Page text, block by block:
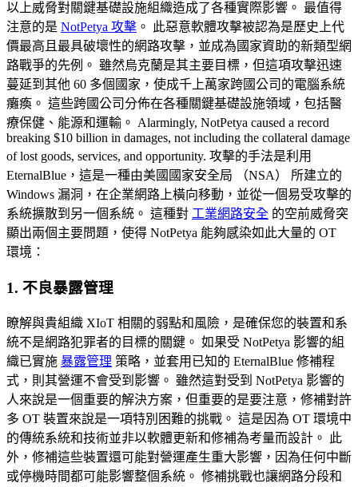
以上威脅對關鍵基礎設施組織造成了各種實際影響。 最值得
注意的是 NotPetya 攻擊 。 此惡意軟體攻擊被認為是歷史上代
價最高且最具破壞性的網路攻擊，並成為國家資助的新類型網
路戰爭的先例。 雖然烏克蘭是其主要目標，但這項攻擊迅速
蔓延到其他 60 多個國家，使成千上萬家跨國公司的電腦系統
癱瘓。 這些跨國公司分佈在各種關鍵基礎設施領域，包括醫
療保健、能源和運輸。 Alarmingly, NotPetya caused a record
breaking $10 billion in damages, not including the collateral damage
of lost goods, services, and opportunity. 攻擊的手法是利用
EternalBlue，這是一種由美國國家安全局 （NSA） 所建立的
Windows 漏洞，在企業網路上橫向移動，並從一個易受攻擊的
系統擴散到另一個系統。 這種對 工業網路安全 的空前威脅突
顯出兩個主要問題，使得 NotPetya 能夠感染如此大量的 OT
環境：
1. 不良暴露管理
瞭解與貴組織 XIoT 相關的弱點和風險，是確保您的裝置和系
統不是網路犯罪者的目標的關鍵。 如果受 NotPetya 影響的組
織已實施 暴露管理 策略，並套用已知的 EternalBlue 修補程
式，則其營運不會受到影響。 雖然這對受到 NotPetya 影響的
人來說是一個重要的解決方案，但重要的是要注意，修補對許
多 OT 裝置來說是一項特別困難的挑戰。 這是因為 OT 環境中
的傳統系統和技術並非以軟體更新和修補為考量而設計。 此
外，修補這些裝置還可能對營運產生重大影響，因為任何中斷
或停機時間都可能影響整個系統。 修補挑戰也讓網路分段和